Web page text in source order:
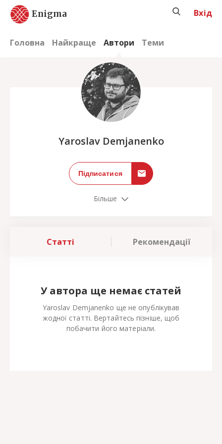
Enigma
Головна Найкраще Автори Теми
Вхід
Yaroslav Demjanenko
Підписатися
Більше
Статті Рекомендації
У автора ще немає статей
Yaroslav Demjanenko ще не опублікував
жодної статті. Вертайтесь пізніше, щоб
побачити його матеріали.